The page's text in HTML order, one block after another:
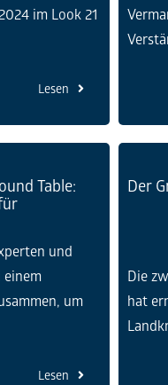
im Look 21
Lesen
Table:
und
einem
um
Lesen
Der
Die
hat